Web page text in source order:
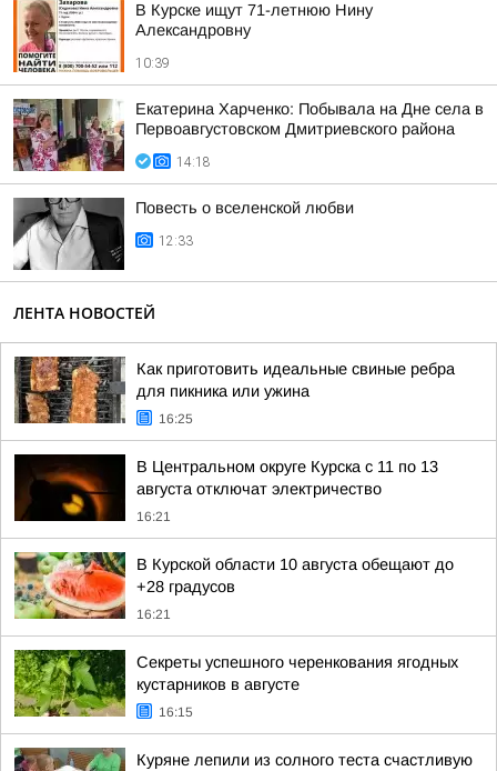
В Курске ищут 71-летнюю Нину
Александровну
10:39
Екатерина Харченко: Побывала на Дне села в
Первоавгустовском Дмитриевского района
14:18
Повесть о вселенской любви
12:33
ЛЕНТА НОВОСТЕЙ
Как приготовить идеальные свиные ребра
для пикника или ужина
16:25
В Центральном округе Курска с 11 по 13
августа отключат электричество
16:21
В Курской области 10 августа обещают до
+28 градусов
16:21
Секреты успешного черенкования ягодных
кустарников в августе
16:15
Куряне лепили из солного теста счастливую